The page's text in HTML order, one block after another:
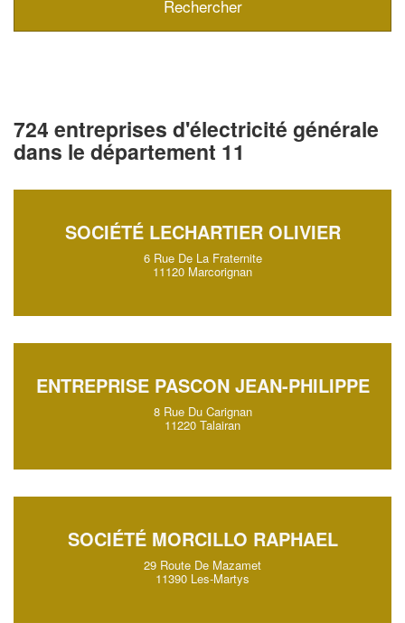
724 entreprises d'électricité générale
dans le département 11
SOCIÉTÉ LECHARTIER OLIVIER
6 Rue De La Fraternite
11120 Marcorignan
ENTREPRISE PASCON JEAN-PHILIPPE
8 Rue Du Carignan
11220 Talairan
SOCIÉTÉ MORCILLO RAPHAEL
29 Route De Mazamet
11390 Les-Martys